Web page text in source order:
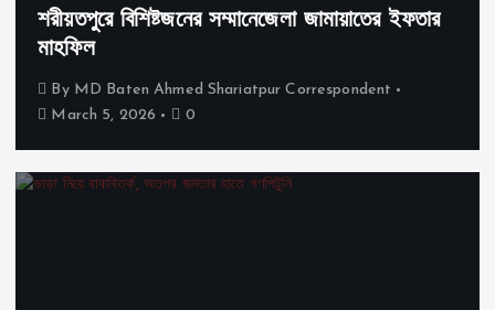
শরীয়তপুরে বিশিষ্টজনের সম্মানেজেলা জামায়াতের ইফতার
মাহফিল
By MD Baten Ahmed Shariatpur Correspondent
March 5, 2026
0